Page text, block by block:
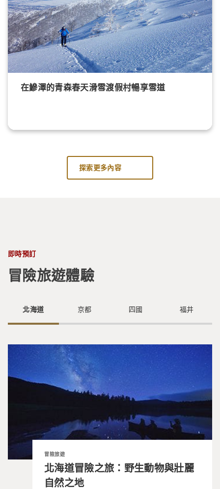
在鰺澤的青森春天滑雪渡假村暢享雪道
探索更多內容
即時預訂
冒險旅遊體驗
北海道 京都 四國 福井
冒險旅遊
北海道冒險之旅：野生動物與壯麗
自然之地